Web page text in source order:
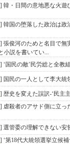
] 韓・日間の意地悪な火遊
] 韓国の堕落した政治は政
] 張俊河のためと名目で無
小説を書いてい...
] ‘国民の敵’民労総と全教
] 国民の一人として李大統
] 歴史を変えた誤訳-‘民主
] 虐殺者のアサド側に立っ
] 選管委の理解できない安
] ‘第18代大統領選挙立候